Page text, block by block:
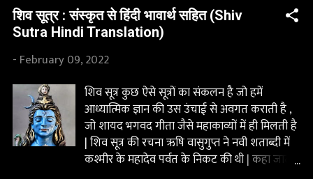
किसी का प्यार पाने की , किसी का शरीर पाने की या
किसी अन्य भौतिक सुख को पाने की हो सकती है |
हमारा मन ही हमें हमारी आत्मा तक पहुचने से रोकता है
, क्योंकि वो जाग्रत अवस्था जिसमें हमें हमारी आत्मा की
अनुभूति होती है , वो अवस्था हमारे मन के पार जा कर
ही हो सकती है | आसन शब्दों में, हमारी आत्मा हमारे
मन का ही जाग्रत स्वरुप है | जब एक व्यक्ति जाग्रत
अवस्था में पहुचता है, तो उसका मन उसे नहीं चला
सकता , बल्कि उसका मन उसके अनुसार चलता है |
जाग्रत होने के पश्चात् हमारा...
शिव सूत्र : संस्कृत से हिंदी भावार्थ सहित (Shiv
Sutra Hindi Translation)
- February 09, 2022
शिव सूत्र कुछ ऐसे सूत्रों का संकलन है जो हमें
आध्यात्मिक ज्ञान की उस उंचाई से अवगत कराती है ,
जो शायद भगवद गीता जैसे महाकाव्यों में ही मिलती है
| शिव सूत्र की रचना ऋषि वासुगुप्त ने नवी शताब्दी में
कश्मीर के महादेव पर्वत के निकट की थी | कहा जाता